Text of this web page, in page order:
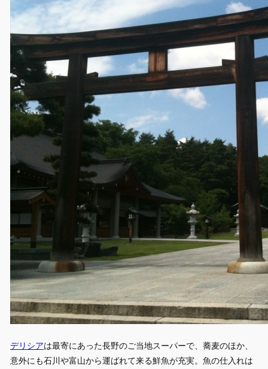
デリシアは最寄にあった長野のご当地スーパーで、蕎麦のほか、
意外にも石川や富山から運ばれて来る鮮魚が充実。魚の仕入れは